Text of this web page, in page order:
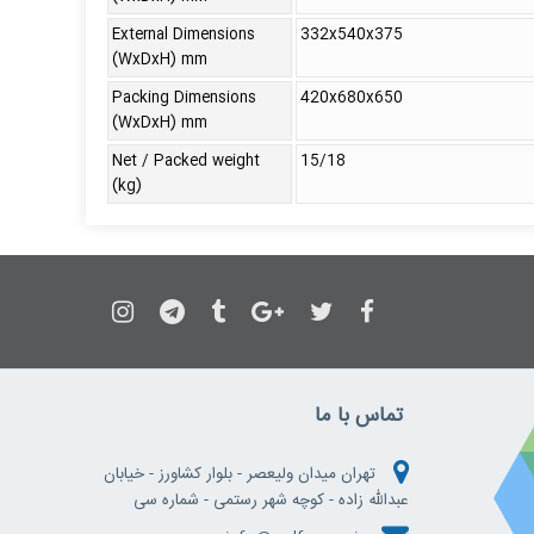
External Dimensions
(WxDxH) mm
332x540x375
Packing Dimensions
(WxDxH) mm
420x680x650
Net / Packed weight
(kg)
15/18
تماس با ما
تهران میدان ولیعصر - بلوار کشاورز - خیابان
عبدالله زاده - کوچه شهر رستمی - شماره سی